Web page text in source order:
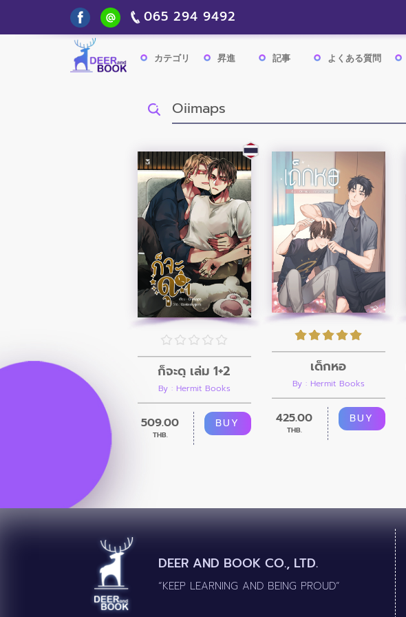
065 294 9492
カテゴリ 昇進 記事 よくある質問
ก็จะดุ เล่ม 1+2
By : Hermit Books
509.00
THB.
BUY
เด็กหอ
By : Hermit Books
425.00
THB.
BUY
DEER AND BOOK CO., LTD.
“KEEP LEARNING AND BEING PROUD”